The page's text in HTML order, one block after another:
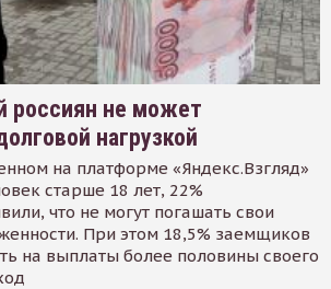
не может
нагрузкой
на платформе «Яндекс.Взгляд»
старше 18 лет, 22%
что не могут погашать свои
При этом 18,5% заемщиков
на выплаты более половины своего